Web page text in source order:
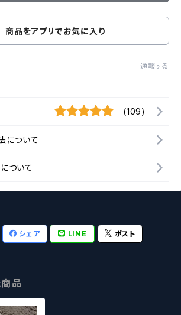
商品をアプリでお気に入り
通報する
(109)
について
ついて
シェア LINE ポスト
品